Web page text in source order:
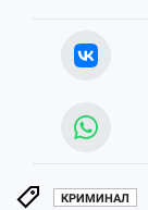
КРИМИНАЛ